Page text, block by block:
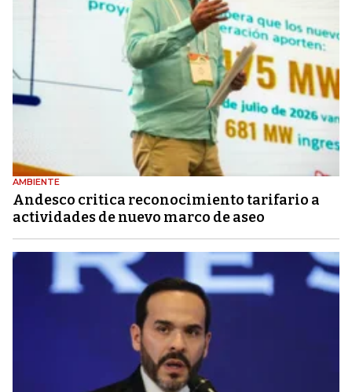
AMBIENTE
Andesco critica reconocimiento tarifario a
actividades de nuevo marco de aseo